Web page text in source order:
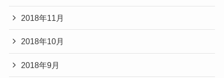
2018年11月
2018年10月
2018年9月